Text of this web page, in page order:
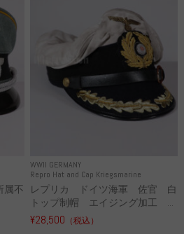
不
WWII GERMANY
Repro Hat and Cap Kriegsmarine
レプリカ ドイツ海軍 佐官 白
トップ制帽 エイジング加工 ...
¥28,500 （税込）